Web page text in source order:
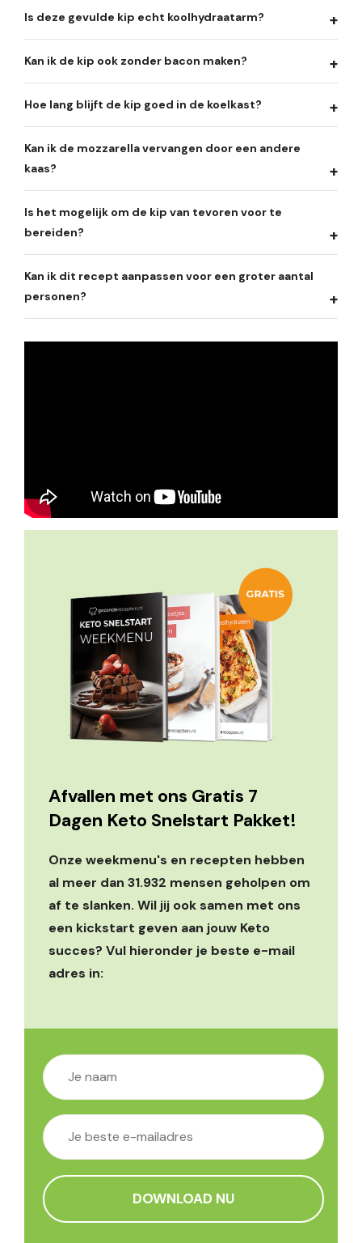
Is deze gevulde kip echt koolhydraatarm?
Kan ik de kip ook zonder bacon maken?
Hoe lang blijft de kip goed in de koelkast?
Kan ik de mozzarella vervangen door een andere
kaas?
Is het mogelijk om de kip van tevoren voor te
bereiden?
Kan ik dit recept aanpassen voor een groter aantal
personen?
Afvallen met ons Gratis 7
Dagen Keto Snelstart Pakket!
Onze weekmenu's en recepten hebben
al meer dan 31.932 mensen geholpen om
af te slanken. Wil jij ook samen met ons
een kickstart geven aan jouw Keto
succes? Vul hieronder je beste e-mail
adres in: